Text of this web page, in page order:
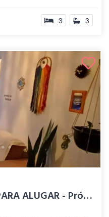
3 3
QUARTO MOBILIADO PARA ALUGAR - Próximo a...